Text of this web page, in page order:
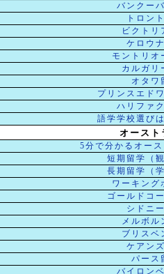
バンクー
トロン
ビクトリ
ケロウ
モントリオ
カルガリ
オタワ
プリンスエド
ハリファ
語学学校選び
オースト
5分で分かるオー
短期留学（
長期留学（
ワーキング
ゴールドコ
シドニ
メルボル
ブリスベ
ケアン
パース
バイロン